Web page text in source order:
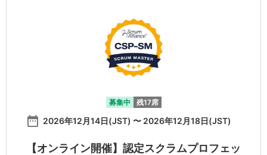
募集中 残17席
date_range 2026年12月14日(JST) 〜 2026年12月18日(JST)
【オンライン開催】認定スクラムプロフェッ